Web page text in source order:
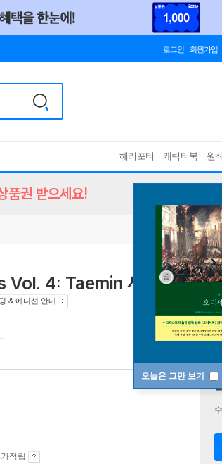
로그인 회원가입
해리포터 캐릭터북 원
오늘은 그만 보기
권 받으세요!
4: Taemin 샤이니 태민
& 에디션 안내
적립